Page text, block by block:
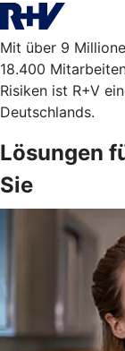
Mit über 9
18.400
Risiken ist R+V
Deutschlands.
Lösungen
Sie